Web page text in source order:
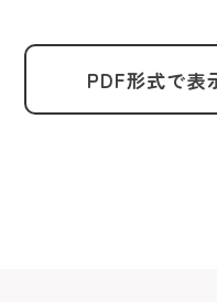
PDF形式で表